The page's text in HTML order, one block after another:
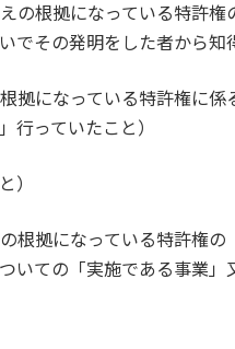
の根拠になっている特許
その発明をした者から知
拠になっている特許権に
行っていたこと）
）
拠になっている特許権の
いての「実施である事業」